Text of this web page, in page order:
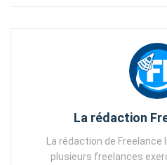
La rédaction
La rédaction de
plusieurs freelances